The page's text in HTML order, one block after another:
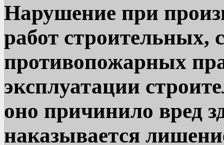
Нарушение при
работ строительных,
противопожарных
эксплуатации
оно причинило вред
наказывается